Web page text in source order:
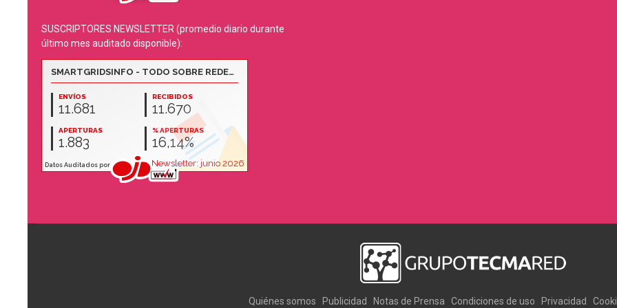
SUSCRIPTORES NEWSLETTER (promedio diario durante
último mes auditado disponible):
Quiénes somos Publicidad Notas de Prensa Condiciones de uso Privacidad